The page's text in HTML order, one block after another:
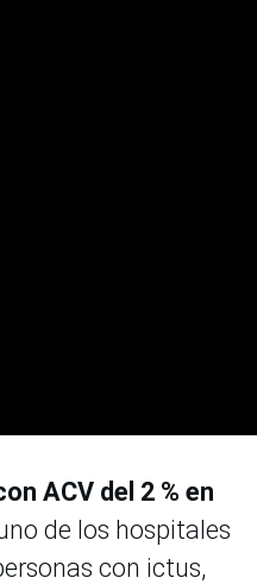
ACV del 2 % en
de los hospitales
con ictus,